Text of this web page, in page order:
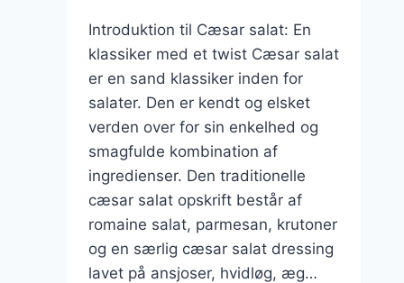
Introduktion til Cæsar salat: En
klassiker med et twist Cæsar salat
er en sand klassiker inden for
salater. Den er kendt og elsket
verden over for sin enkelhed og
smagfulde kombination af
ingredienser. Den traditionelle
cæsar salat opskrift består af
romaine salat, parmesan, krutoner
og en særlig cæsar salat dressing
lavet på ansjoser, hvidløg, æg…